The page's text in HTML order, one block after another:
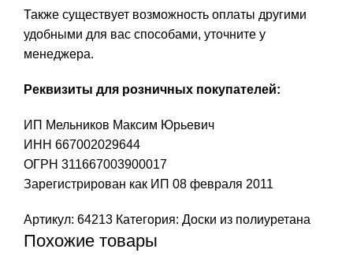
Также существует возможность оплаты другими
удобными для вас способами, уточните у
менеджера.
Реквизиты для розничных покупателей:
ИП Мельников Максим Юрьевич
ИНН 667002029644
ОГРН 311667003900017
Зарегистрирован как ИП 08 февраля 2011
Артикул: 64213 Категория: Доски из полиуретана
Похожие товары